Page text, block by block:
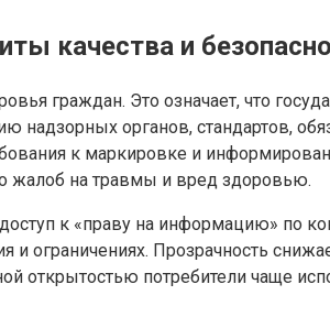
качества и
граждан. Это означает, что
надзорных органов, стандартов,
к маркировке и
жалоб на травмы и вред здоровью.
к «праву на информацию» по
и ограничениях. Прозрачность
открытостью потребители чаще